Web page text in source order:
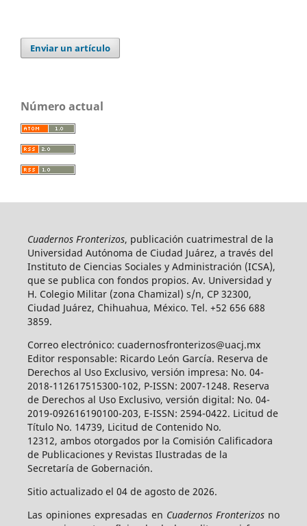
Enviar un artículo
Número actual
Cuadernos Fronterizos, publicación cuatrimestral de la
Universidad Autónoma de Ciudad Juárez, a través del
Instituto de Ciencias Sociales y Administración (ICSA),
que se publica con fondos propios. Av. Universidad y
H. Colegio Militar (zona Chamizal) s/n, CP 32300,
Ciudad Juárez, Chihuahua, México. Tel. +52 656 688
3859.
Correo electrónico: cuadernosfronterizos@uacj.mx
Editor responsable: Ricardo León García. Reserva de
Derechos al Uso Exclusivo, versión impresa: No. 04-
2018-112617515300-102, P-ISSN: 2007-1248. Reserva
de Derechos al Uso Exclusivo, versión digital: No. 04-
2019-092616190100-203, E-ISSN: 2594-0422. Licitud de
Título No. 14739, Licitud de Contenido No.
12312, ambos otorgados por la Comisión Calificadora
de Publicaciones y Revistas Ilustradas de la
Secretaría de Gobernación.
Sitio actualizado el 04 de agosto de 2026.
Las opiniones expresadas en Cuadernos Fronterizosno